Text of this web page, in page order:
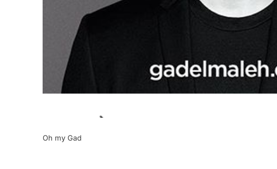
Oh my Gad